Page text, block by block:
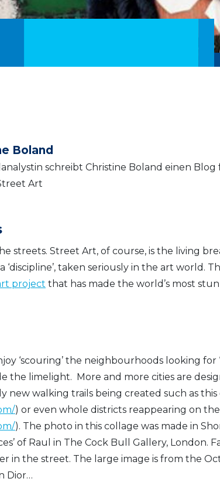
Boland
schreibt Christine Boland einen Blog
Art
streets. Street Art, of course, is the living
‘discipline’, taken seriously in the art world.
project that has made the world’s most
‘scouring’ the neighbourhoods looking for
the limelight. More and more cities are
new walking trails being created such as this
) or even whole districts reappearing on the
). The photo in this collage was made in
of Raul in The Cock Bull Gallery, London.
in the street. The large image is from the
Dior…